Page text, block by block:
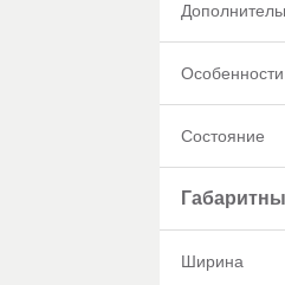
Особенности
Состояние
Ширина